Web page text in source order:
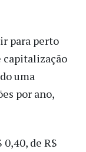
para perto
capitalização
uma
por ano,
0,40, de R$